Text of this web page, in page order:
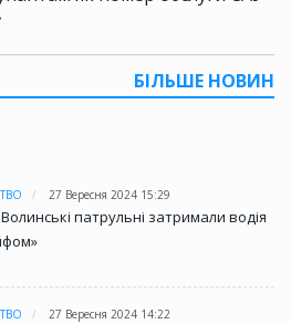
БІЛЬШЕ НОВИН
27 Вересня 2024 15:29
Волинські патрульні затримали водія
27 Вересня 2024 14:22